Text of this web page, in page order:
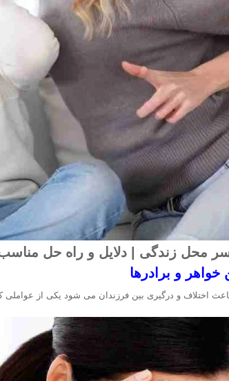
سر محل زندگی | دلایل و راه حل
خواهر و برادرها
اختلاف و درگیری بین فرزندان می شود یکی از